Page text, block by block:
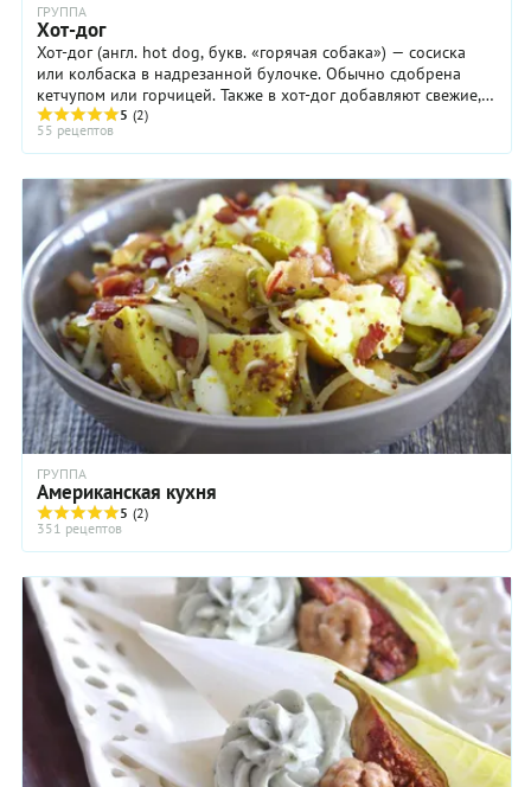
ГРУППА
Хот-дог
Хот-дог (англ. hot dog, букв. «горячая собака») — сосиска
или колбаска в надрезанной булочке. Обычно сдобрена
кетчупом или горчицей. Также в хот-дог добавляют свежие,
маринованные или жареные овощи, зелень, сыр, бекон. Хот-
дог едят руками.Хот-дог, по-видимому, восходит к
традициям немецкой кухни. Немцы исхитрились найти
доказательства того, что сосиски в хлебе они знали ещё в XV
веке. Немцы зовут подобное блюдо frankfurter, австрийцы —
wiener.И всё же широкую популярность хот-дог
5 (2)
55 рецептов
ГРУППА
Американская кухня
5 (2)
351 рецептов